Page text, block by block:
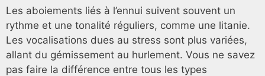
Les aboiements liés à l’ennui suivent souvent un
rythme et une tonalité réguliers, comme une litanie.
Les vocalisations dues au stress sont plus variées,
allant du gémissement au hurlement. Vous ne savez
pas faire la différence entre tous les types